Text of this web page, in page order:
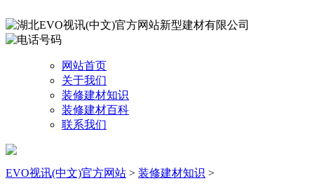
网站首页
关于我们
装修建材知识
装修建材百科
联系我们
EVO视讯(中文)官方网站 > 装修建材知识 >